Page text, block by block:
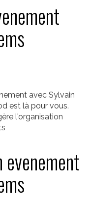
avec Sylvain
est là pour vous.
l'organisation
evenement